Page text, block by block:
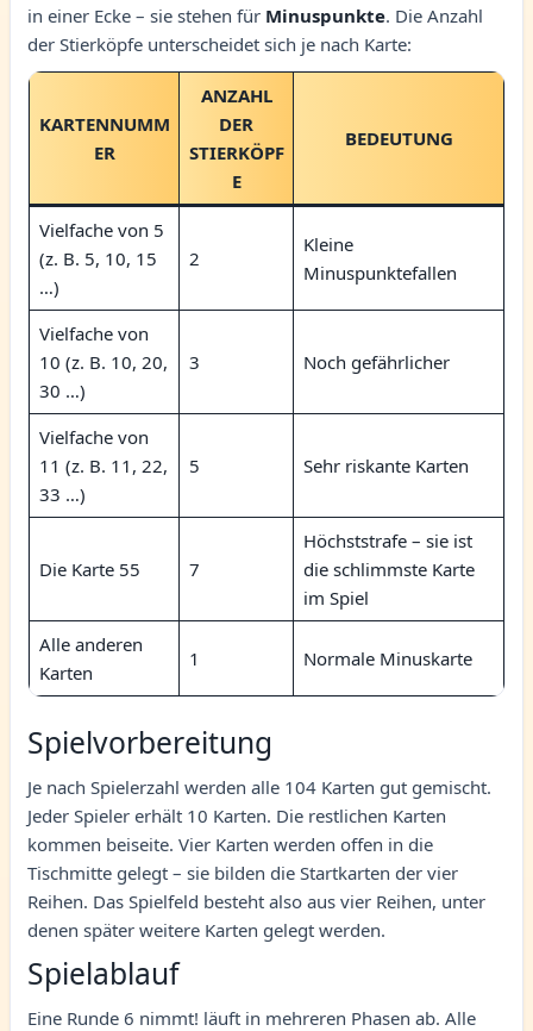
in einer Ecke – sie stehen für Minuspunkte. Die Anzahl
der Stierköpfe unterscheidet sich je nach Karte:
KARTENNUMM
ER
ANZAHL
DER
STIERKÖPF
E
BEDEUTUNG
Vielfache von 5
(z. B. 5, 10, 15
…)
2
Kleine
Minuspunktefallen
Vielfache von
10 (z. B. 10, 20,
30 …)
3 Noch gefährlicher
Vielfache von
11 (z. B. 11, 22,
33 …)
5 Sehr riskante Karten
Die Karte 55 7
Höchststrafe – sie ist
die schlimmste Karte
im Spiel
Alle anderen
Karten
1 Normale Minuskarte
Spielvorbereitung
Je nach Spielerzahl werden alle 104 Karten gut gemischt.
Jeder Spieler erhält 10 Karten. Die restlichen Karten
kommen beiseite. Vier Karten werden offen in die
Tischmitte gelegt – sie bilden die Startkarten der vier
Reihen. Das Spielfeld besteht also aus vier Reihen, unter
denen später weitere Karten gelegt werden.
Spielablauf
Eine Runde 6 nimmt! läuft in mehreren Phasen ab. Alle